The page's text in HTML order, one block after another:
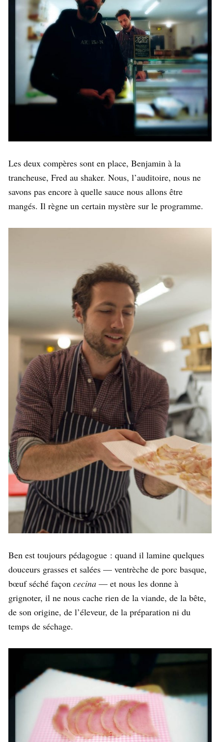
Les deux compères sont en place, Benjamin à la
trancheuse, Fred au shaker. Nous, l’auditoire, nous ne
savons pas encore à quelle sauce nous allons être
mangés. Il règne un certain mystère sur le programme.
Ben est toujours pédagogue : quand il lamine quelques
douceurs grasses et salées — ventrèche de porc basque,
bœuf séché façon cecina — et nous les donne à
grignoter, il ne nous cache rien de la viande, de la bête,
de son origine, de l’éleveur, de la préparation ni du
temps de séchage.